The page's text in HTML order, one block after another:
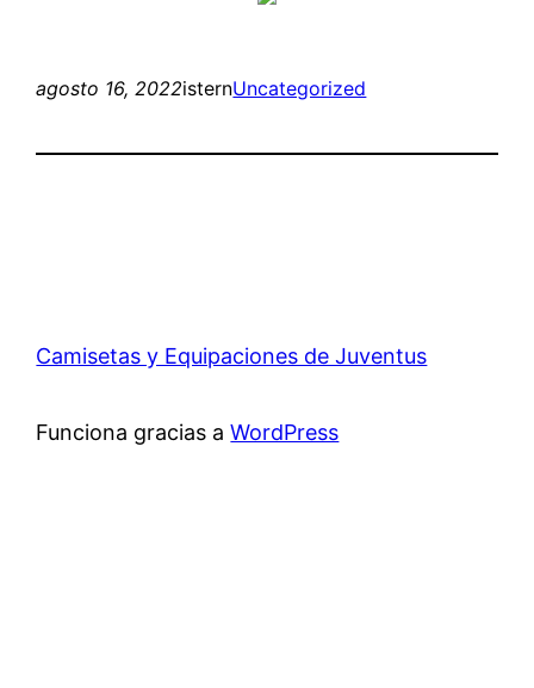
agosto 16, 2022isternUncategorized
Camisetas y Equipaciones de Juventus
Funciona gracias aWordPress